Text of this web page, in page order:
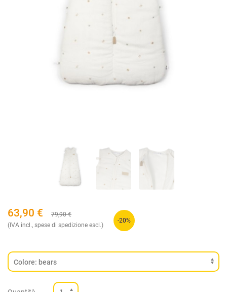
63,90 € 79,90€
(IVA incl., spese di spedizione escl.)
-20%